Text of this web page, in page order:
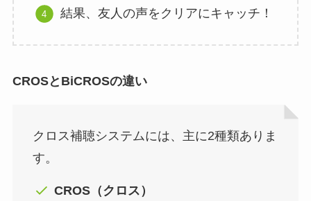
結果、友人の声をクリアにキャッチ！
CROSとBiCROSの違い
クロス補聴システムには、主に2種類ありま
す。
CROS（クロス）